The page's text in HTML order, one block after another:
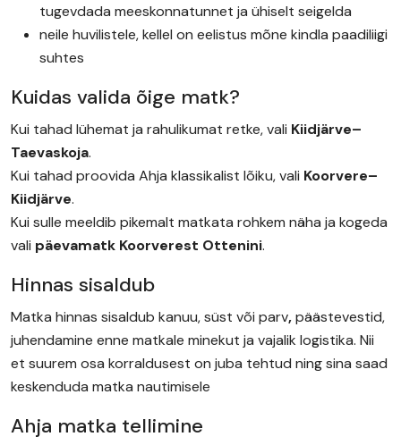
tugevdada meeskonnatunnet ja ühiselt seigelda
neile huvilistele, kellel on eelistus mõne kindla paadiliigi
suhtes
Kuidas valida õige matk?
Kui tahad lühemat ja rahulikumat retke, vali Kiidjärve–
Taevaskoja.
Kui tahad proovida Ahja klassikalist lõiku, vali Koorvere–
Kiidjärve.
Kui sulle meeldib pikemalt matkata rohkem näha ja kogeda
vali päevamatk Koorverest Ottenini.
Hinnas sisaldub
Matka hinnas sisaldub kanuu, süst või parv,päästevestid,
juhendamine enne matkale minekut ja vajalik logistika. Nii
et suurem osa korraldusest on juba tehtud ning sina saad
keskenduda matka nautimisele
Ahja matka tellimine